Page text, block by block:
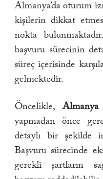
Almanya’da oturum
kişilerin dikkat
nokta
başvuru sürecinin
süreç içerisinde
gelmektedir.
Öncelikle,
yapmadan önce
detaylı bir şekilde
Başvuru sürecinde
gerekli şartların